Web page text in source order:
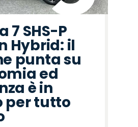
7 SHS-P
Hybrid: il
punta su
ed
è in
per tutto